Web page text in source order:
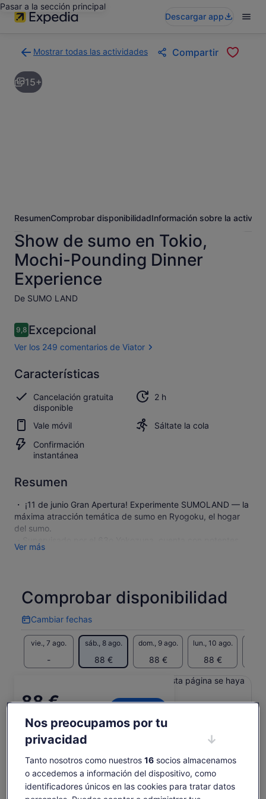
Pasar a la sección principal
Descargar app
Mostrar todas las actividades
a
la
página
Compartir
15+
ResumenComprobar disponibilidadInformación sobre la
Show de sumo en Tokio,
Mochi-Pounding Dinner
Experience
De SUMO LAND
Comentarios
9,89,8 de 10
Excepcional
Ver los 249 comentarios de Viator
9.89.8 sobre 10
Excepcional
Abrir los
249 comentarios
de Viator
Características
Cancelación gratuita
disponible
2 h
Vale móvil
Sáltate la cola
Confirmación
instantánea
Resumen
・ ¡11 de junio Gran Apertura! Experimente SUMOLAND — la
máxima atracción temática de sumo en Ryogoku, el hogar
del sumo.
actuaciones de sumo de ex luchadores de sumo
golpear mochi!
tanto para adultos como para niños, y se diferencia de la
práctica matutina o los torneos oficiales.
※Si muchos invitados se unen al desafío de sumo o golpes
de mochi, la participación puede limitarse a una persona por
grupo o decidirse por lotería.
※Los recuerdos pueden variar según la temporada.
※Las comidas vegetarianas y veganas están disponibles
bajo petición con al menos 2 días de antelación.
※Las comidas sin gluten y halal no están disponibles, pero
los huéspedes pueden traer su propia comida.
※Las ubicaciones de los asientos son asignadas por el lugar
Ver más
Comprobar disponibilidad
Cambiar fechas
Cambiar
fechas
vie., 7 ago.
-
sáb., 8 ago.
88 €
dom., 9 ago.
88 €
lun., 10 ago.
88 €
El
es
88 €
por
adulto
88 €
por adulto
Es posible que el contenido de esta página se haya
Ver texto original (inglés)
Opinar sobre esta traducciónSe
abre
pestaña
nueva
Qué incluye y qué no
お土産
Tarifa de entrada
Nos preocupamos por tu
privacidad
Tanto nosotros como nuestros 16socios almacenamos
o accedemos a información del dispositivo, como
identificadores únicos en las cookies para tratar datos